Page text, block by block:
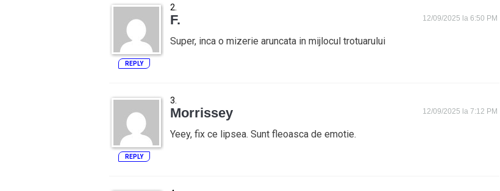
F. 12/09/2025 la 6:50 PM
Super, inca o mizerie aruncata in mijlocul trotuarului
REPLY
Morrissey 12/09/2025 la 7:12 PM
Yeey, fix ce lipsea. Sunt fleoasca de emotie.
REPLY